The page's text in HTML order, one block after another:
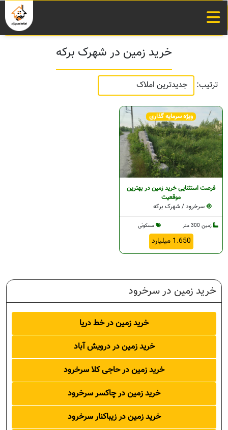
خرید زمین در شهرک برکه
ترتیب:
ویژه سرمایه گذاری
فرصت استثنایی خرید زمین در بهترین
موقعیت
سرخرود / شهرک برکه
زمین 300 متر مسکونی
1.650 میلیارد
خرید زمین در سرخرود
خرید زمین در خط دریا
خرید زمین در درویش آباد
خرید زمین در حاجی کلا سرخرود
خرید زمین در چاکسر سرخرود
خرید زمین در زیباکنار سرخرود